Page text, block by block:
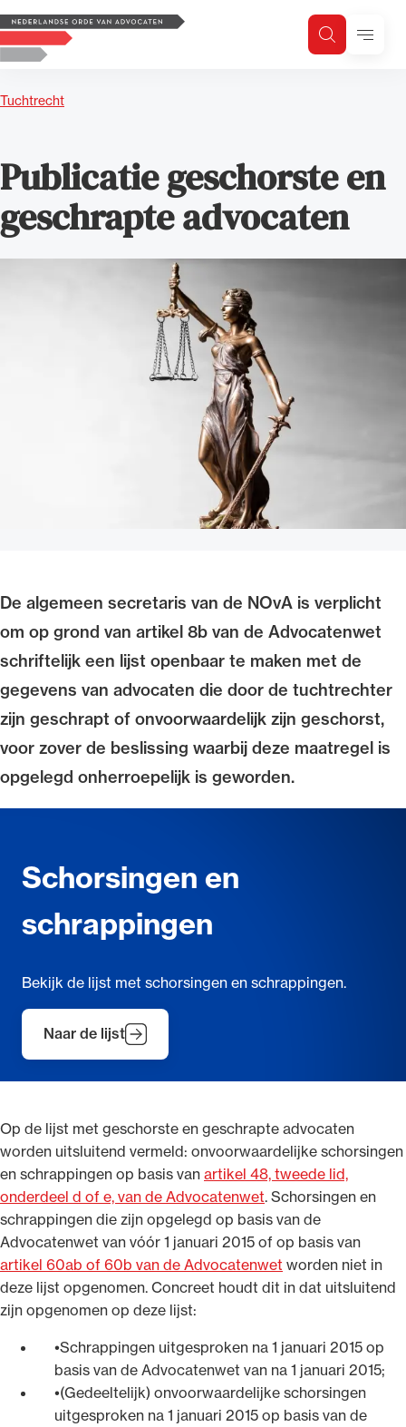
Logo, to the homepage
ZoekenMenu
Tuchtrecht
Publicatie geschorste en
geschrapte advocaten
De algemeen secretaris van de NOvA is verplicht
om op grond van artikel 8b van de Advocatenwet
schriftelijk een lijst openbaar te maken met de
gegevens van advocaten die door de tuchtrechter
zijn geschrapt of onvoorwaardelijk zijn geschorst,
voor zover de beslissing waarbij deze maatregel is
opgelegd onherroepelijk is geworden.
Schorsingen en
schrappingen
Bekijk de lijst met schorsingen en schrappingen.
Naar de lijst
Op de lijst met geschorste en geschrapte advocaten
worden uitsluitend vermeld: onvoorwaardelijke schorsingen
en schrappingen op basis van artikel 48, tweede lid,
onderdeel d of e, van de Advocatenwet. Schorsingen en
schrappingen die zijn opgelegd op basis van de
Advocatenwet van vóór 1 januari 2015 of op basis van
artikel 60ab of 60b van de Advocatenwet worden niet in
deze lijst opgenomen. Concreet houdt dit in dat uitsluitend
zijn opgenomen op deze lijst:
Schrappingen uitgesproken na 1 januari 2015 op
basis van de Advocatenwet van na 1 januari 2015;
(Gedeeltelijk) onvoorwaardelijke schorsingen
uitgesproken na 1 januari 2015 op basis van de
Zoeken
Zoek op trefwoord
Alle wet- en regelgeving voor de advocatuur.
Van de Advocatenwet tot de Verordening op
de advocatuur (Voda) en de Regeling op de
advocatuur (Roda).
Ondersteuning voor advocaten bij hun
beroepsuitoefening: van de advocatenpas tot
geheimhoudernummers.